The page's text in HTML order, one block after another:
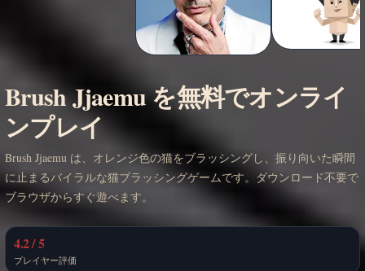
Brush Jjaemu を無料でオンライ
ンプレイ
Brush Jjaemu は、オレンジ色の猫をブラッシングし、振り向いた瞬間
に止まるバイラルな猫ブラッシングゲームです。ダウンロード不要で
ブラウザからすぐ遊べます。
4.2 / 5
プレイヤー評価